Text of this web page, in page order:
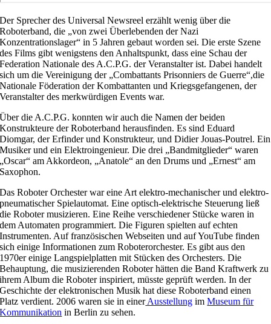
Der Sprecher des Universal Newsreel erzählt wenig über die
Roboterband, die „von zwei Überlebenden der Nazi
Konzentrationslager“ in 5 Jahren gebaut worden sei. Die erste Szene
des Films gibt wenigstens den Anhaltspunkt, dass eine Schau der
Federation Nationale des A.C.P.G. der Veranstalter ist. Dabei handelt
sich um die Vereinigung der „Combattants Prisonniers de Guerre“,die
Nationale Föderation der Kombattanten und Kriegsgefangenen, der
Veranstalter des merkwürdigen Events war.
Über die A.C.P.G. konnten wir auch die Namen der beiden
Konstrukteure der Roboterband herausfinden. Es sind Eduard
Diomgar, der Erfinder und Konstrukteur, und Didier Jouas-Poutrel. Ein
Musiker und ein Elektroingenieur. Die drei „Bandmitglieder“ waren
„Oscar“ am Akkordeon, „Anatole“ an den Drums und „Ernest“ am
Saxophon.
Das Roboter Orchester war eine Art elektro-mechanischer und elektro-
pneumatischer Spielautomat. Eine optisch-elektrische Steuerung ließ
die Roboter musizieren. Eine Reihe verschiedener Stücke waren in
dem Automaten programmiert. Die Figuren spielten auf echten
Instrumenten. Auf französischen Webseiten und auf YouTube finden
sich einige Informationen zum Roboterorchester. Es gibt aus den
1970er einige Langspielplatten mit Stücken des Orchesters. Die
Behauptung, die musizierenden Roboter hätten die Band Kraftwerk zu
ihrem Album die Roboter inspiriert, müsste geprüft werden. In der
Geschichte der elektronischen Musik hat diese Roboterband einen
Platz verdient. 2006 waren sie in einerAusstellung imMuseum für
Kommunikation in Berlin zu sehen.